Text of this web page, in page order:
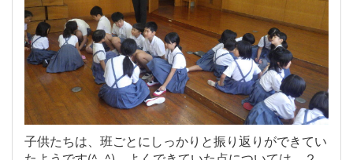
子供たちは、班ごとにしっかりと振り返りができてい